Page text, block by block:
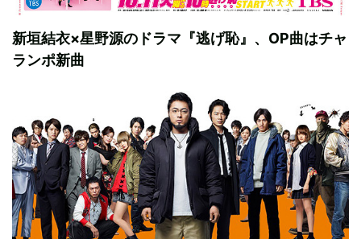
新垣結衣×星野源のドラマ『逃げ恥』、OP曲はチャ
ランポ新曲